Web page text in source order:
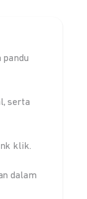
pandu
serta
klik.
dalam